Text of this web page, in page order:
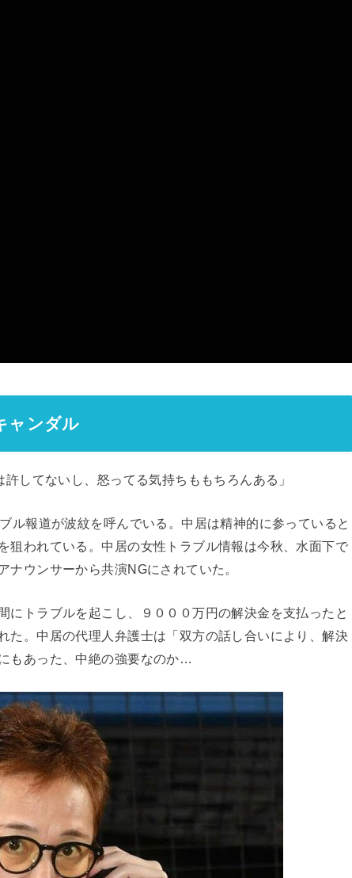
ャンダル
許してないし、怒ってる気持ちももちろんある」
ル報道が波紋を呼んでいる。中居は精神的に参っていると
狙われている。中居の女性トラブル情報は今秋、水面下で
ウンサーから共演NGにされていた。
にトラブルを起こし、９０００万円の解決金を支払ったと
た。中居の代理人弁護士は「双方の話し合いにより、解決
もあった、中絶の強要なのか…